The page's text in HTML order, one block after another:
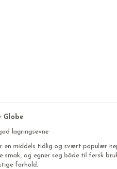
Globe
lagringsevne
en middels tidlig og svært populær
og egner seg både til fersk
forhold.